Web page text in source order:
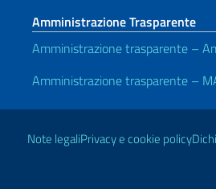
Amministrazione Trasparente
Amministrazione trasparente –
Amministrazione trasparente –
Link Utili
Note legaliPrivacy e cookie policy